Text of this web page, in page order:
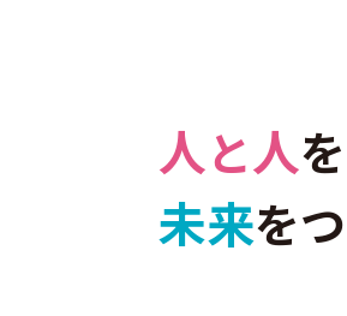
⼈と⼈を
未来をつ